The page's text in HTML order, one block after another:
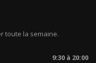
toute la semaine.
9:30 à 20:00